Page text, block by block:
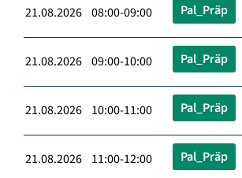
21.08.2026 08:00-09:00 Pal_Präp
21.08.2026 09:00-10:00 Pal_Präp
21.08.2026 10:00-11:00 Pal_Präp
21.08.2026 11:00-12:00 Pal_Präp